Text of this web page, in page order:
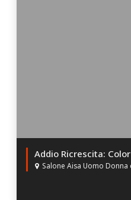
Addio Ricrescita:
Salone Aisa Uomo Donna c/